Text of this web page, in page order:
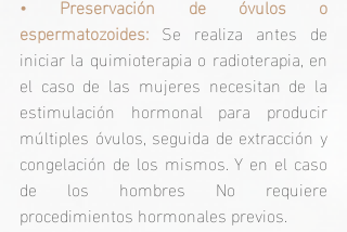
espermatozoides: Se realiza antes de
iniciar la quimioterapia o radioterapia, en
el caso de las mujeres necesitan de la
estimulación hormonal para producir
múltiples óvulos, seguida de extracción y
congelación de los mismos. Y en el caso
de los hombres No requiere
procedimientos hormonales previos.